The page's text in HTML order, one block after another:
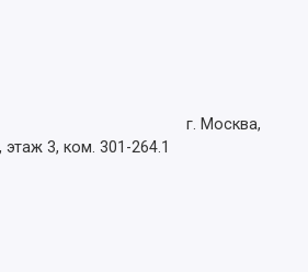
г. Москва,
этаж 3, ком. 301-264.1